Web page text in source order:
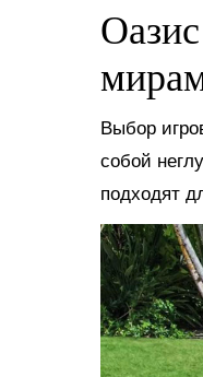
Выбор
собой
подходят